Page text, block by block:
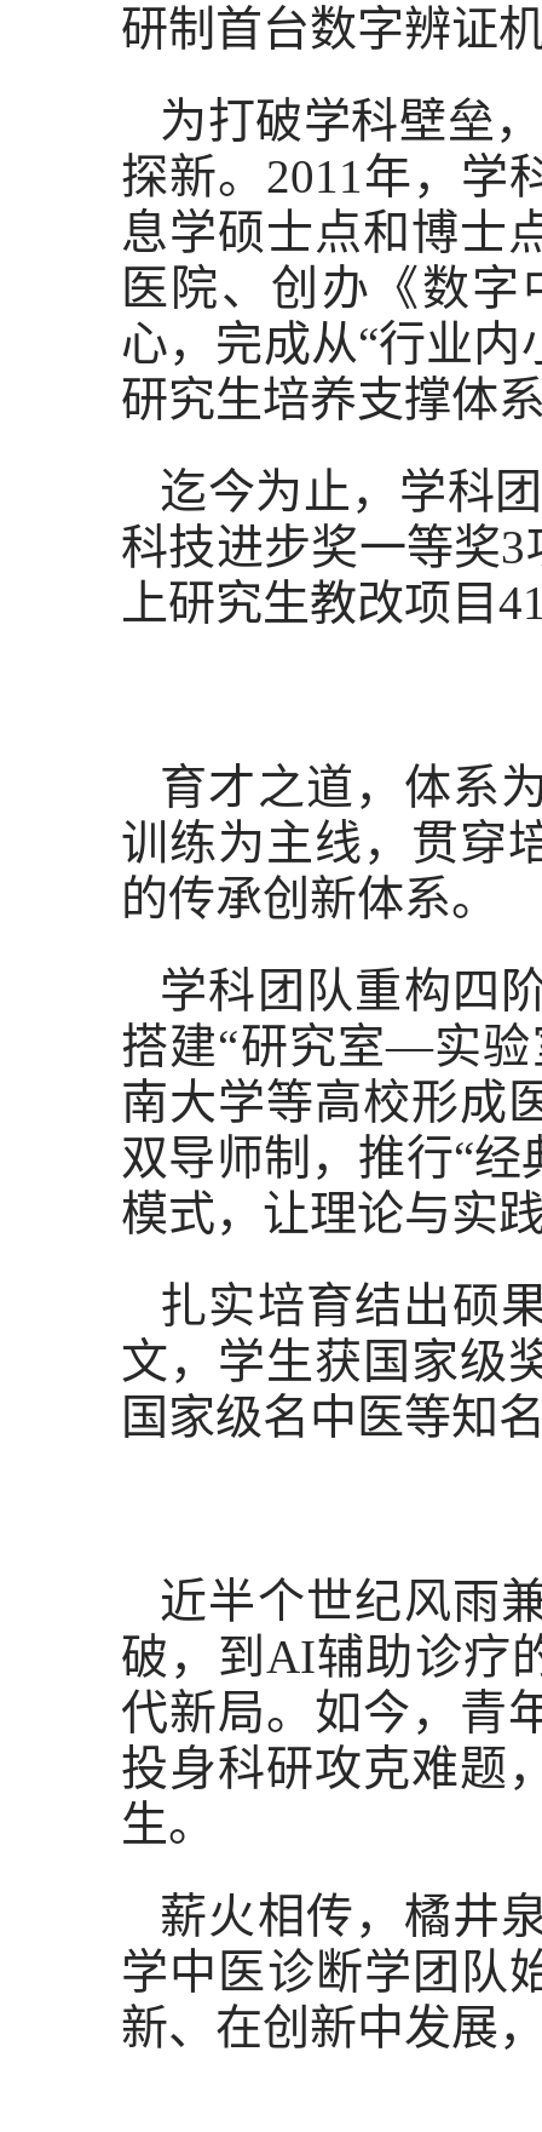
研制首台数字辨证
为打破学科壁垒
探新。2011年，学
息学硕士点和博士
医院、创办《数
心，完成从“行业内
研究生培养支撑体
迄今为止，学科
科技进步奖一等奖
上研究生教改项目
育才之道，体系
训练为主线，贯穿
的传承创新体系。
学科团队重构四
搭建“研究室—实
南大学等高校形成
双导师制，推行“
模式，让理论与实
扎实培育结出硕
文，学生获国家级
国家级名中医等知
近半个世纪风雨
破，到AI辅助诊疗
代新局。如今，青
投身科研攻克难题
生。
薪火相传，橘井
学中医诊断学团队
新、在创新中发展